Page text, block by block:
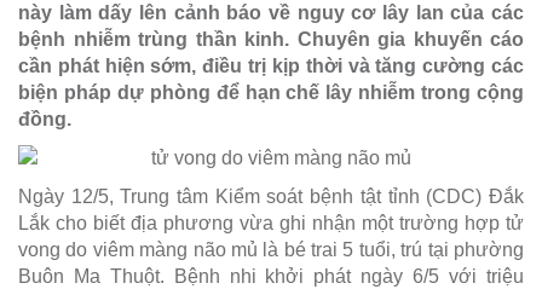
này làm dấy lên cảnh báo về nguy cơ lây lan của các
bệnh nhiễm trùng thần kinh. Chuyên gia khuyến cáo
cần phát hiện sớm, điều trị kịp thời và tăng cường các
biện pháp dự phòng để hạn chế lây nhiễm trong cộng
đồng.
Ngày 12/5, Trung tâm Kiểm soát bệnh tật tỉnh (CDC) Đắk
Lắk cho biết địa phương vừa ghi nhận một trường hợp tử
vong do viêm màng não mủ là bé trai 5 tuổi, trú tại phường
Buôn Ma Thuột. Bệnh nhi khởi phát ngày 6/5 với triệu